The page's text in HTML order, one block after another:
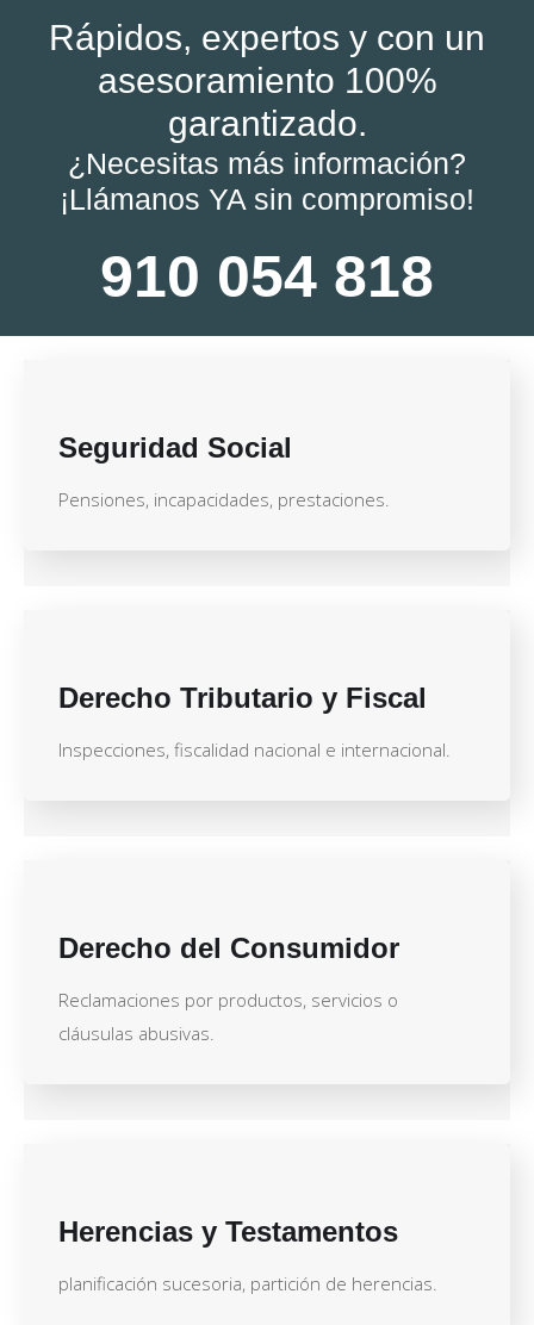
Rápidos, expertos y con un
asesoramiento 100%
garantizado.
¿Necesitas más información?
¡Llámanos YA sin compromiso!
910 054 818
Seguridad Social
Pensiones, incapacidades, prestaciones.
Derecho Tributario y Fiscal
Inspecciones, fiscalidad nacional e internacional.
Derecho del Consumidor
Reclamaciones por productos, servicios o
cláusulas abusivas.
Herencias y Testamentos
planificación sucesoria, partición de herencias.